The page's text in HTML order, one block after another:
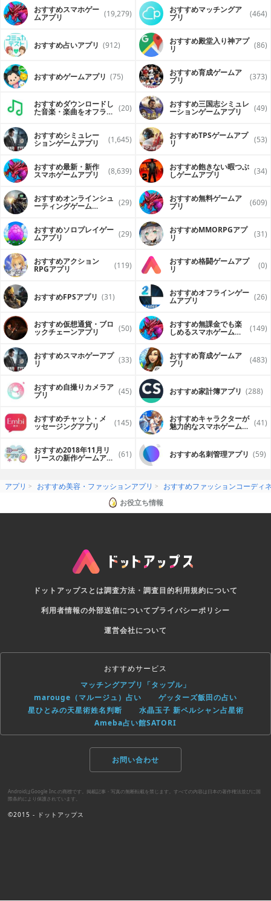
おすすめスマホゲー
ムアプリ (19,279) おすすめマッチングア
プリ (464)
おすすめ占いアプリ (912) おすすめ殿堂入り神アプ
リ (86)
おすすめゲームアプリ (75) おすすめ育成ゲームア
プリ (373)
おすすめダウンロードし
た音楽・楽曲をオフライ (20) おすすめ三国志シミュレ
ーションゲームアプリ (49)
おすすめシミュレー
ションゲームアプリ (1,645) おすすめTPSゲームアプ
リ (53)
おすすめ最新・新作
スマホゲームアプリ (8,639) おすすめ飽きない暇つぶ
しゲームアプリ (34)
おすすめオンラインシュ
ーティングゲーム (29) おすすめ無料ゲームア
プリ (609)
おすすめソロプレイゲー
ムアプリ (29) おすすめ MMORPGアプ
リ (31)
おすすめアクション
RPGアプリ (119) おすすめ格闘ゲームアプ
リ (0)
おすすめFPSアプリ (31) おすすめオフラインゲー
ムアプリ (26)
おすすめ仮想通貨・ブロ
ックチェーンアプリ (50) おすすめ無課金でも楽
しめるスマホゲームア (149)
おすすめスマホゲーアプ
リ (33) おすすめ育成ゲームア
プリ (483)
おすすめ自撮りカメラア
プリ (45) おすすめ家計簿アプリ (288)
おすすめチャット・メ
ッセージングアプリ (145) おすすめキャラクターが
魅力的なスマホゲームア (41)
おすすめ2018年11月リ
リースの新作ゲームアプ (61) おすすめ名刺管理アプリ (59)
アプリ おすすめ美容・ファッションアプリ
おすすめファッションコーディ
お役立ち情報
ドットアップスとは調査方法・調査目的利用規約について
利用者情報の外部送信についてプライバシーポリシー
運営会社について
おすすめサービス
マッチングアプリ「タップル」
marouge（マルージュ）占い
ゲッターズ飯田の占い
星ひとみの天星術姓名判断
水晶玉子 新ペルシャン占星術
Ameba占い館SATORI
お問い合わせ
AndroidはGoogle Inc.の商標です。掲載記事・写真の無断転載を禁じます。すべての内容は日本の著作権法並びに国
際条約により保護されています。
©2015 - ドットアップス